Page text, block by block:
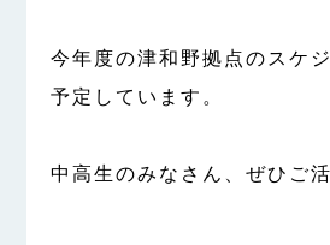
今年度の津和野拠点のスケ
予定しています。
中高生のみなさん、ぜひご